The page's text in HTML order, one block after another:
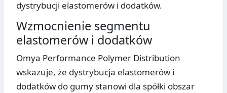
dystrybucji elastomerów i dodatków.
Wzmocnienie segmentu
elastomerów i dodatków
Omya Performance Polymer Distribution
wskazuje, że dystrybucja elastomerów i
dodatków do gumy stanowi dla spółki obszar